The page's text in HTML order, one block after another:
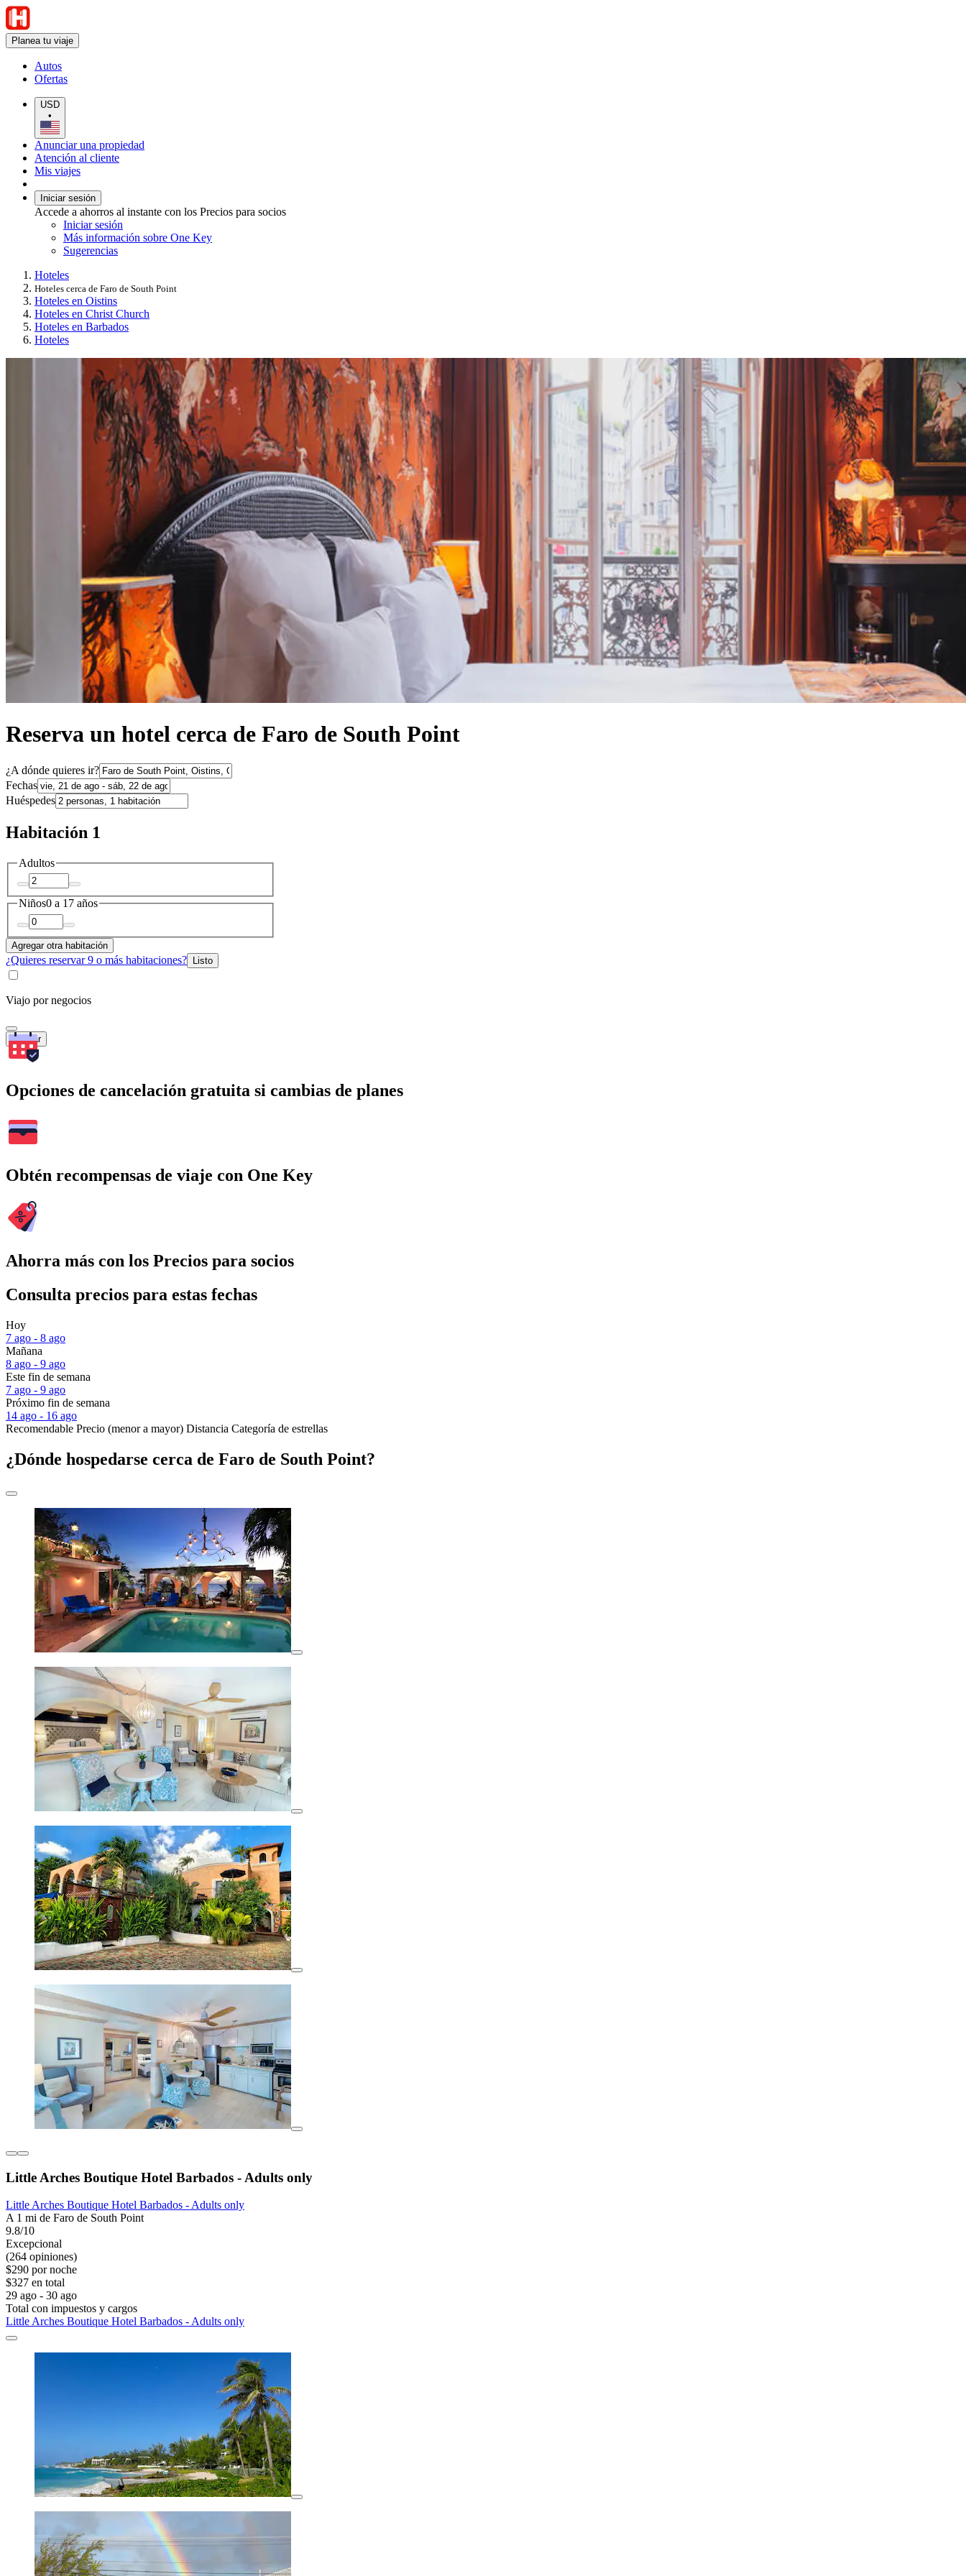
Planea tu viaje
Autos
Ofertas
USD
•
Anunciar una propiedad
Atención al cliente
Mis viajes
Iniciar sesión
Accede a ahorros al instante con los Precios para socios
Iniciar sesión
Más información sobre One Key
Sugerencias
Hoteles
Hoteles cerca de Faro de South Point
Hoteles en Oistins
Hoteles en Christ Church
Hoteles en Barbados
Hoteles
Reserva un hotel cerca de Faro de South Point
¿A dónde quieres ir?
Fechas
Huéspedes
Habitación 1
Adultos
Niños0 a 17 años
Agregar otra habitación
¿Quieres reservar 9 o más habitaciones? Listo
Viajo por negocios
Buscar
Opciones de cancelación gratuita si cambias de planes
Obtén recompensas de viaje con One Key
Ahorra más con los Precios para socios
Consulta precios para estas fechas
Hoy
7 ago - 8 ago
Mañana
8 ago - 9 ago
Este fin de semana
7 ago - 9 ago
Próximo fin de semana
14 ago - 16 ago
Recomendable Precio (menor a mayor) Distancia Categoría de estrellas
¿Dónde hospedarse cerca de Faro de South Point?
Little Arches Boutique Hotel Barbados - Adults only
Little Arches Boutique Hotel Barbados - Adults only
A 1 mi de Faro de South Point
9.8/10
Excepcional
(264 opiniones)
$290 por noche
$327 en total
29 ago - 30 ago
Total con impuestos y cargos
Little Arches Boutique Hotel Barbados - Adults only